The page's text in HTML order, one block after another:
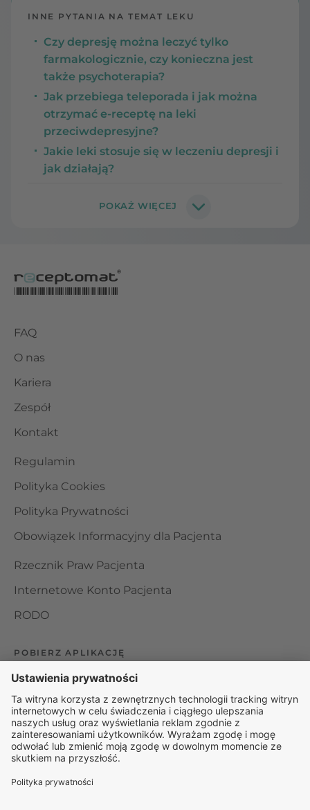
INNE PYTANIA NA TEMAT LEKU
Czy depresję można leczyć tylko
farmakologicznie, czy konieczna jest
także psychoterapia?
Jak przebiega teleporada i jak można
otrzymać e-receptę na leki
przeciwdepresyjne?
Jakie leki stosuje się w leczeniu depresji i
jak działają?
FAQ
O nas
Kariera
Zespół
Kontakt
Regulamin
Polityka Cookies
Polityka Prywatności
Obowiązek Informacyjny dla Pacjenta
Rzecznik Praw Pacjenta
Internetowe Konto Pacjenta
RODO
POBIERZ APLIKACJĘ
Organizator udzielania świadczeń telemedycznych jest
podmiotem leczniczym w rozumieniu ustawy z dnia 15
kwietnia 2011 roku o działalności leczniczej, wpisanym do
rejestru podmiotów wykonujących działalność leczniczą pod
numerem: 000000229172.